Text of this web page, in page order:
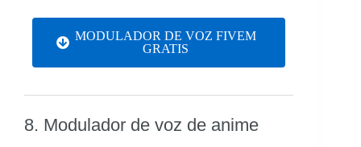
MODULADOR DE VOZ FIVEM
GRATIS
8. Modulador de voz de anime